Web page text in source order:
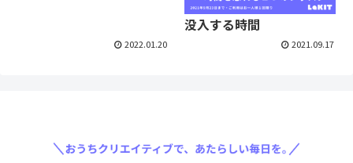
2022.01.20
没入する時間
2021.09.17